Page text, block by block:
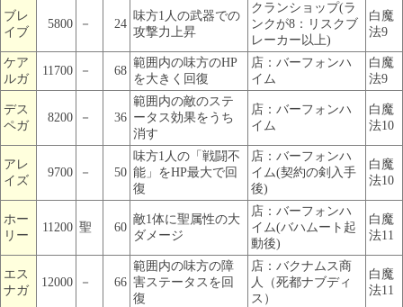
ブレ
イブ
5800 － 24
味方1人の武器での
攻撃力上昇
クランショップ(ラ
ンクが8：リスクブ
レーカー以上)
白魔
法9
ケア
ルガ
11700 － 68
範囲内の味方のHP
を大きく回復
店：バーフォンハ
イム
白魔
法9
デス
ペガ
8200 － 36
範囲内の敵のステ
ータス効果をうち
消す
店：バーフォンハ
イム
白魔
法10
アレ
イズ
9700 － 50
味方1人の「戦闘不
能」をHP最大で回
復
店：バーフォンハ
イム(契約の剣入手
後)
白魔
法10
ホー
リー
11200 聖 60
敵1体に聖属性の大
ダメージ
店：バーフォンハ
イム(バハムート起
動後)
白魔
法11
エス
ナガ
12000 － 66
範囲内の味方の障
害ステータスを回
復
店：バクナムス商
人（死都ナブディ
ス）
白魔
法11